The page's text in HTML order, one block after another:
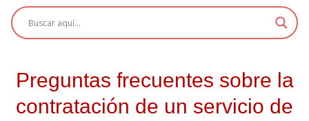
Preguntas frecuentes sobre la
contratación de un servicio de